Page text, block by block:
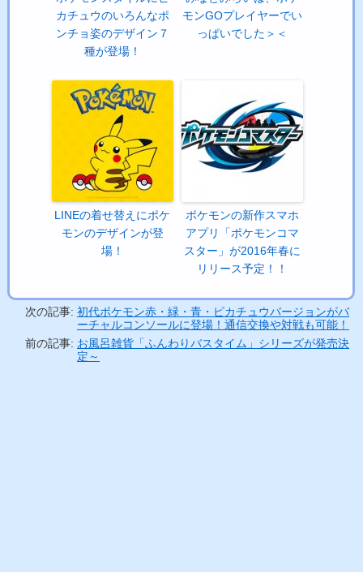
カチュウのいろんなポ
ンチョ姿のデザイン７
種が登場！
モンGOプレイヤーでい
っぱいでした＞＜
LINEの着せ替えにポケ
モンのデザインが登
場！
ポケモンの新作スマホ
アプリ「ポケモンコマ
スター」が2016年春に
リリース予定！！
次の記事: 初代ポケモン赤・緑・青・ピカチュウバージョンがバ
ーチャルコンソールに登場！通信交換や対戦も可能！
前の記事: お風呂雑貨「ふんわりバスタイム」シリーズが発売決
定～